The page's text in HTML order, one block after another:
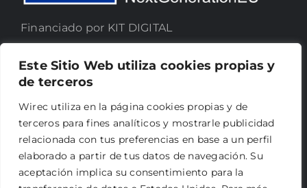
Este Sitio Web utiliza cookies propias y
de terceros
Wirec utiliza en la página cookies propias y de
terceros para fines analíticos y mostrarle publicidad
relacionada con tus preferencias en base a un perfil
elaborado a partir de tus datos de navegación. Su
aceptación implica su consentimiento para la
Financiado por KIT DIGITAL